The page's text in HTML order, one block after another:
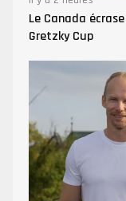
Le Canada
Gretzky Cup